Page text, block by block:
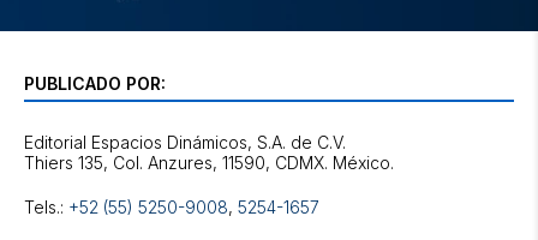
PUBLICADO POR:
Editorial Espacios Dinámicos, S.A. de C.V.
Tels.: +52 (55) 5250-9008, 5254-1657